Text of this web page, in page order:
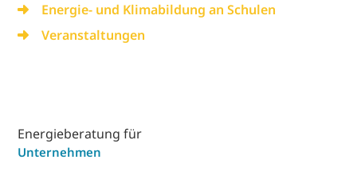
Energie- und Klimabildung an Schulen
Veranstaltungen
Energieberatung für
Unternehmen